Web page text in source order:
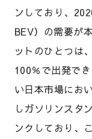
ンしており、
BEV）の需要が
ットのひとつは
100％で出発で
い日本市場にお
しガソリンスタ
ンクしており、